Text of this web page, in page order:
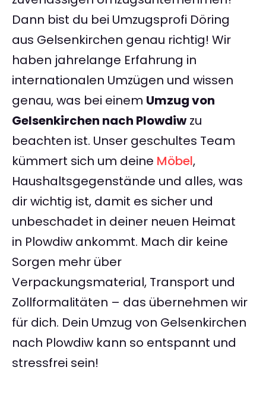
Dann bist du bei Umzugsprofi Döring
aus Gelsenkirchen genau richtig! Wir
haben jahrelange Erfahrung in
internationalen Umzügen und wissen
genau, was bei einem Umzug von
Gelsenkirchen nach Plowdiwzu
beachten ist. Unser geschultes Team
kümmert sich um deine Möbel,
Haushaltsgegenstände und alles, was
dir wichtig ist, damit es sicher und
unbeschadet in deiner neuen Heimat
in Plowdiw ankommt. Mach dir keine
Sorgen mehr über
Verpackungsmaterial, Transport und
Zollformalitäten – das übernehmen wir
für dich. Dein Umzug von Gelsenkirchen
nach Plowdiw kann so entspannt und
stressfrei sein!